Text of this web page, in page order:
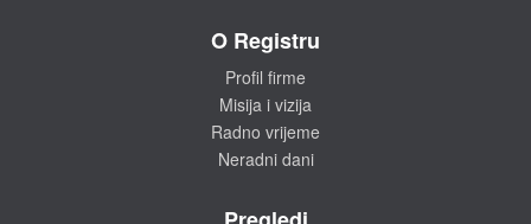
O Registru
Profil firme
Misija i vizija
Radno vrijeme
Neradni dani